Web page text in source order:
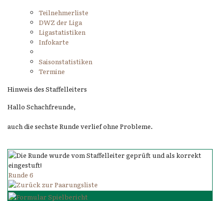
Teilnehmerliste
DWZ der Liga
Ligastatistiken
Infokarte
Saisonstatistiken
Termine
Hinweis des Staffelleiters
Hallo Schachfreunde,
auch die sechste Runde verlief ohne Probleme.
Runde 6